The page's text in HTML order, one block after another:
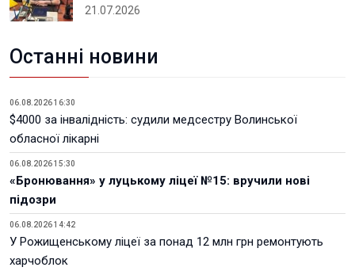
21.07.2026
Останні новини
06.08.2026 16:30
$4000 за інвалідність: судили медсестру Волинської
обласної лікарні
06.08.2026 15:30
«Бронювання» у луцькому ліцеї №15: вручили нові
підозри
06.08.2026 14:42
У Рожищенському ліцеї за понад 12 млн грн ремонтують
харчоблок